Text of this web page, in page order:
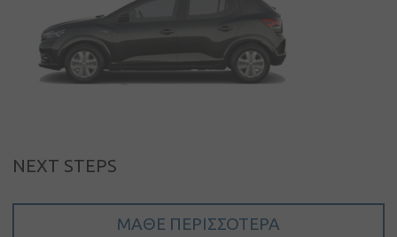
Ο
λογαριασμός
μου
NEXT STEPS
ΜΆΘΕ ΠΕΡΙΣΣΌΤΕΡΑ